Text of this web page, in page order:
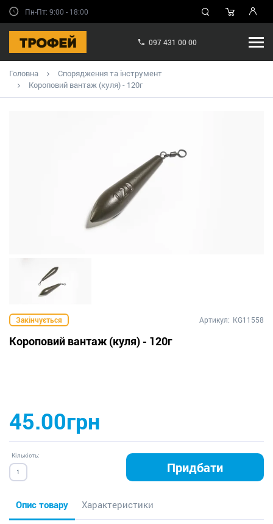
Пн-Пт: 9:00 - 18:00
097 431 00 00
Головна
Спорядження та інструмент
Короповий вантаж (куля) - 120г
Закінчується Артикул: KG11558
Короповий вантаж (куля) - 120г
45.00грн
Кількість:
Придбати
Опис товару Характеристики